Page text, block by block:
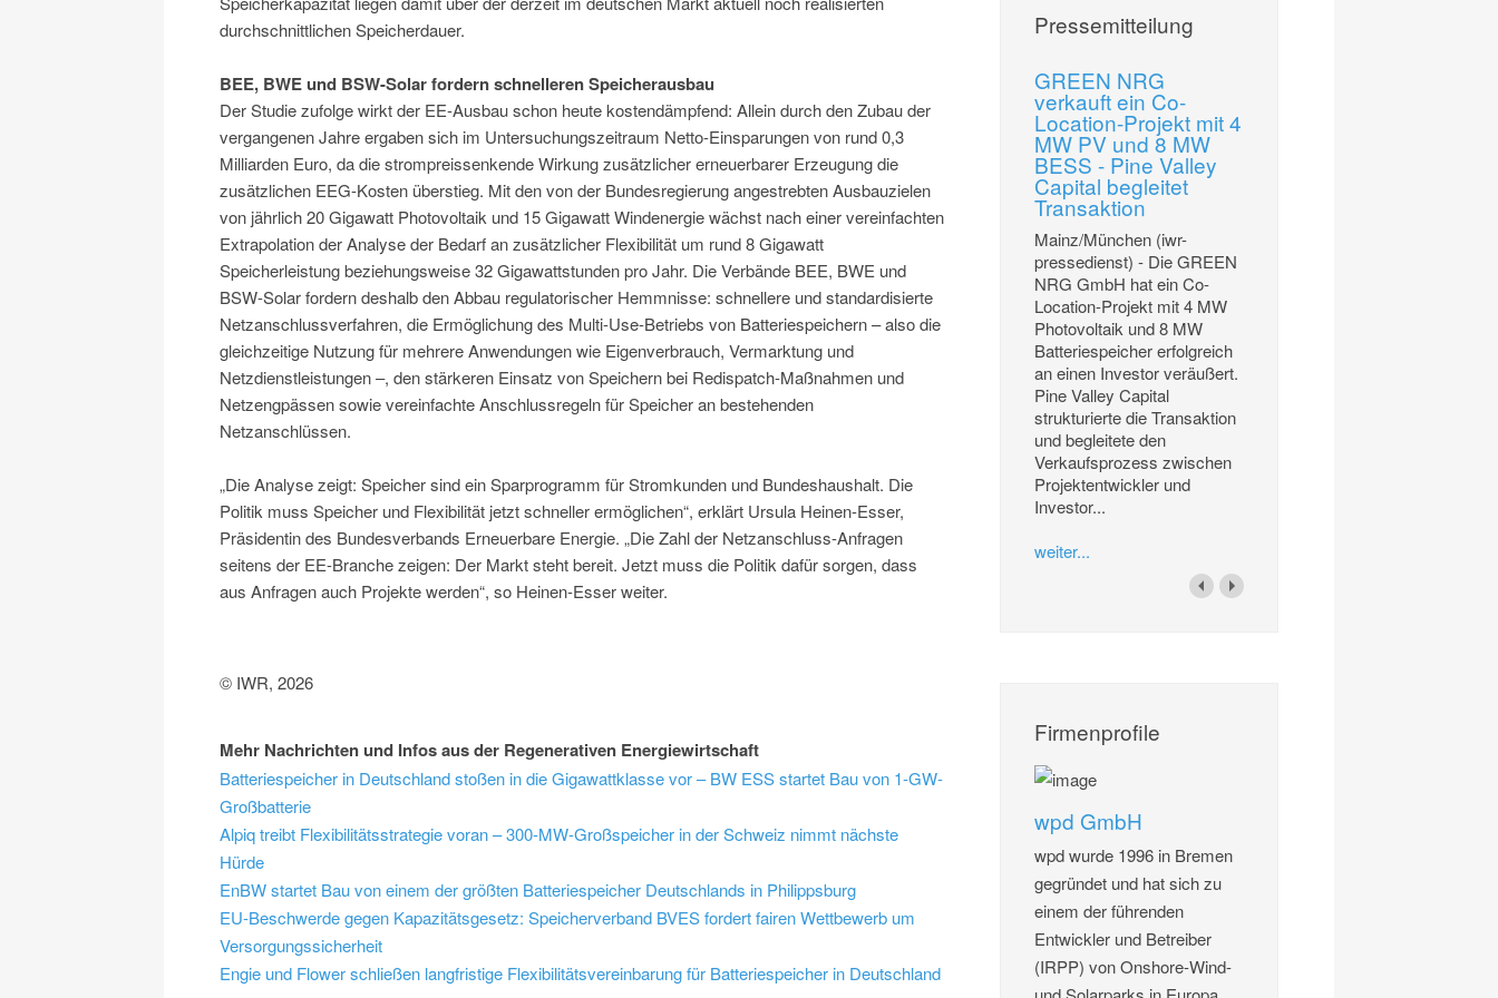
durchschnittlichen Speicherdauer.
BEE, BWE und BSW-Solar fordern schnelleren Speicherausbau
Der Studie zufolge wirkt der EE-Ausbau schon heute kostendämpfend: Allein durch den Zubau der
vergangenen Jahre ergaben sich im Untersuchungszeitraum Netto-Einsparungen von rund 0,3
Milliarden Euro, da die strompreissenkende Wirkung zusätzlicher erneuerbarer Erzeugung die
zusätzlichen EEG-Kosten überstieg. Mit den von der Bundesregierung angestrebten Ausbauzielen
von jährlich 20 Gigawatt Photovoltaik und 15 Gigawatt Windenergie wächst nach einer vereinfachten
Extrapolation der Analyse der Bedarf an zusätzlicher Flexibilität um rund 8 Gigawatt
Speicherleistung beziehungsweise 32 Gigawattstunden pro Jahr. Die Verbände BEE, BWE und
BSW-Solar fordern deshalb den Abbau regulatorischer Hemmnisse: schnellere und standardisierte
Netzanschlussverfahren, die Ermöglichung des Multi-Use-Betriebs von Batteriespeichern – also die
gleichzeitige Nutzung für mehrere Anwendungen wie Eigenverbrauch, Vermarktung und
Netzdienstleistungen –, den stärkeren Einsatz von Speichern bei Redispatch-Maßnahmen und
Netzengpässen sowie vereinfachte Anschlussregeln für Speicher an bestehenden
Netzanschlüssen.
„Die Analyse zeigt: Speicher sind ein Sparprogramm für Stromkunden und Bundeshaushalt. Die
Politik muss Speicher und Flexibilität jetzt schneller ermöglichen“, erklärt Ursula Heinen-Esser,
Präsidentin des Bundesverbands Erneuerbare Energie. „Die Zahl der Netzanschluss-Anfragen
seitens der EE-Branche zeigen: Der Markt steht bereit. Jetzt muss die Politik dafür sorgen, dass
aus Anfragen auch Projekte werden“, so Heinen-Esser weiter.
© IWR, 2026
Mehr Nachrichten und Infos aus der Regenerativen Energiewirtschaft
Batteriespeicher in Deutschland stoßen in die Gigawattklasse vor – BW ESS startet Bau von 1-GW-
Großbatterie
Alpiq treibt Flexibilitätsstrategie voran – 300-MW-Großspeicher in der Schweiz nimmt nächste
Hürde
EnBW startet Bau von einem der größten Batteriespeicher Deutschlands in Philippsburg
EU-Beschwerde gegen Kapazitätsgesetz: Speicherverband BVES fordert fairen Wettbewerb um
Versorgungssicherheit
Engie und Flower schließen langfristige Flexibilitätsvereinbarung für Batteriespeicher in Deutschland
Pressemitteilung
GREEN NRG
verkauft ein Co-
Location-Projekt mit 4
MW PV und 8 MW
BESS - Pine Valley
Capital begleitet
Transaktion
Mainz/München (iwr-
pressedienst) - Die GREEN
NRG GmbH hat ein Co-
Location-Projekt mit 4 MW
Photovoltaik und 8 MW
Batteriespeicher erfolgreich
an einen Investor veräußert.
Pine Valley Capital
strukturierte die Transaktion
und begleitete den
Verkaufsprozess zwischen
Projektentwickler und
Investor...
weiter...
Firmenprofile
wpd GmbH
wpd wurde 1996 in Bremen
gegründet und hat sich zu
einem der führenden
Entwickler und Betreiber
(IRPP) von Onshore-Wind-